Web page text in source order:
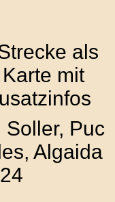
als
mit
Soller, Puc
Algaida